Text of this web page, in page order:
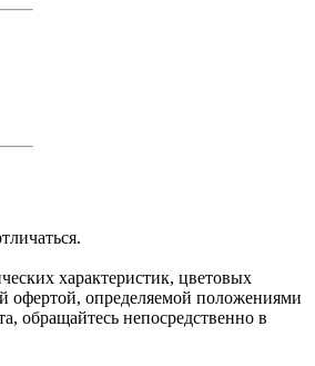
характеристик, цветовых
офертой, определяемой положениями
обращайтесь непосредственно в